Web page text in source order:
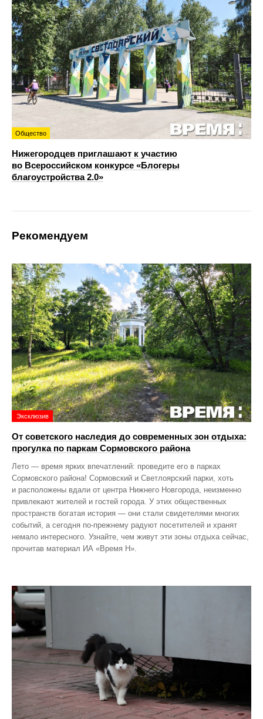
Общество
Нижегородцев приглашают к участию
во Всероссийском конкурсе «Блогеры
благоустройства 2.0»
Рекомендуем
Эксклюзив
От советского наследия до современных зон отдыха:
прогулка по паркам Сормовского района
Лето — время ярких впечатлений: проведите его в парках
Сормовского района! Сормовский и Светлоярский парки, хоть
и расположены вдали от центра Нижнего Новгорода, неизменно
привлекают жителей и гостей города. У этих общественных
пространств богатая история — они стали свидетелями многих
событий, а сегодня по‑прежнему радуют посетителей и хранят
немало интересного. Узнайте, чем живут эти зоны отдыха сейчас,
прочитав материал ИА «Время Н».